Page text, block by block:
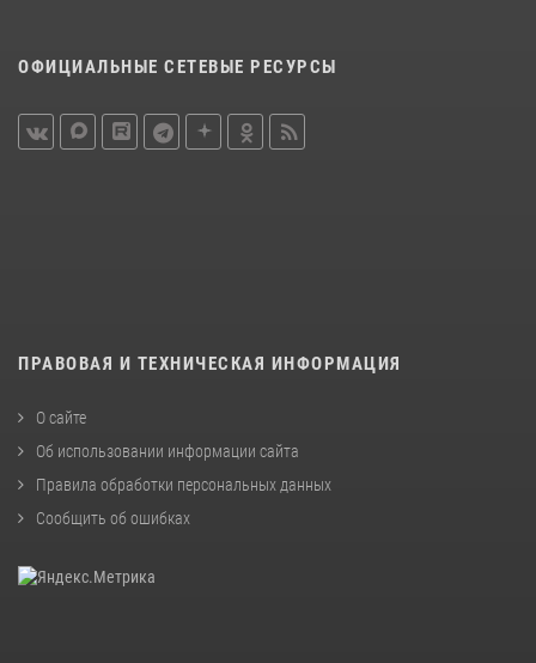
ОФИЦИАЛЬНЫЕ СЕТЕВЫЕ РЕСУРСЫ
ПРАВОВАЯ И ТЕХНИЧЕСКАЯ ИНФОРМАЦИЯ
О сайте
Об использовании информации сайта
Правила обработки персональных данных
Сообщить об ошибках